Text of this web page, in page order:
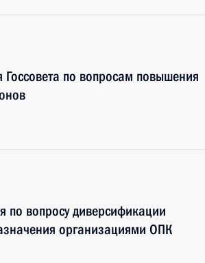
по вопросам повышения
по вопросу диверсификации
организациями ОПК